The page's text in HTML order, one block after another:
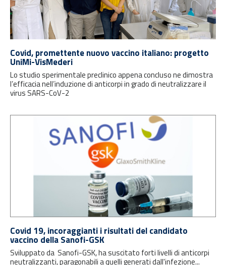
Covid, promettente nuovo vaccino italiano: progetto
UniMi-VisMederi
Lo studio sperimentale preclinico appena concluso ne dimostra
l’efficacia nell’induzione di anticorpi in grado di neutralizzare il
virus SARS-CoV-2
Covid 19, incoraggianti i risultati del candidato
vaccino della Sanofi-GSK
Sviluppato da Sanofi-GSK, ha suscitato forti livelli di anticorpi
neutralizzanti, paragonabili a quelli generati dall'infezione...